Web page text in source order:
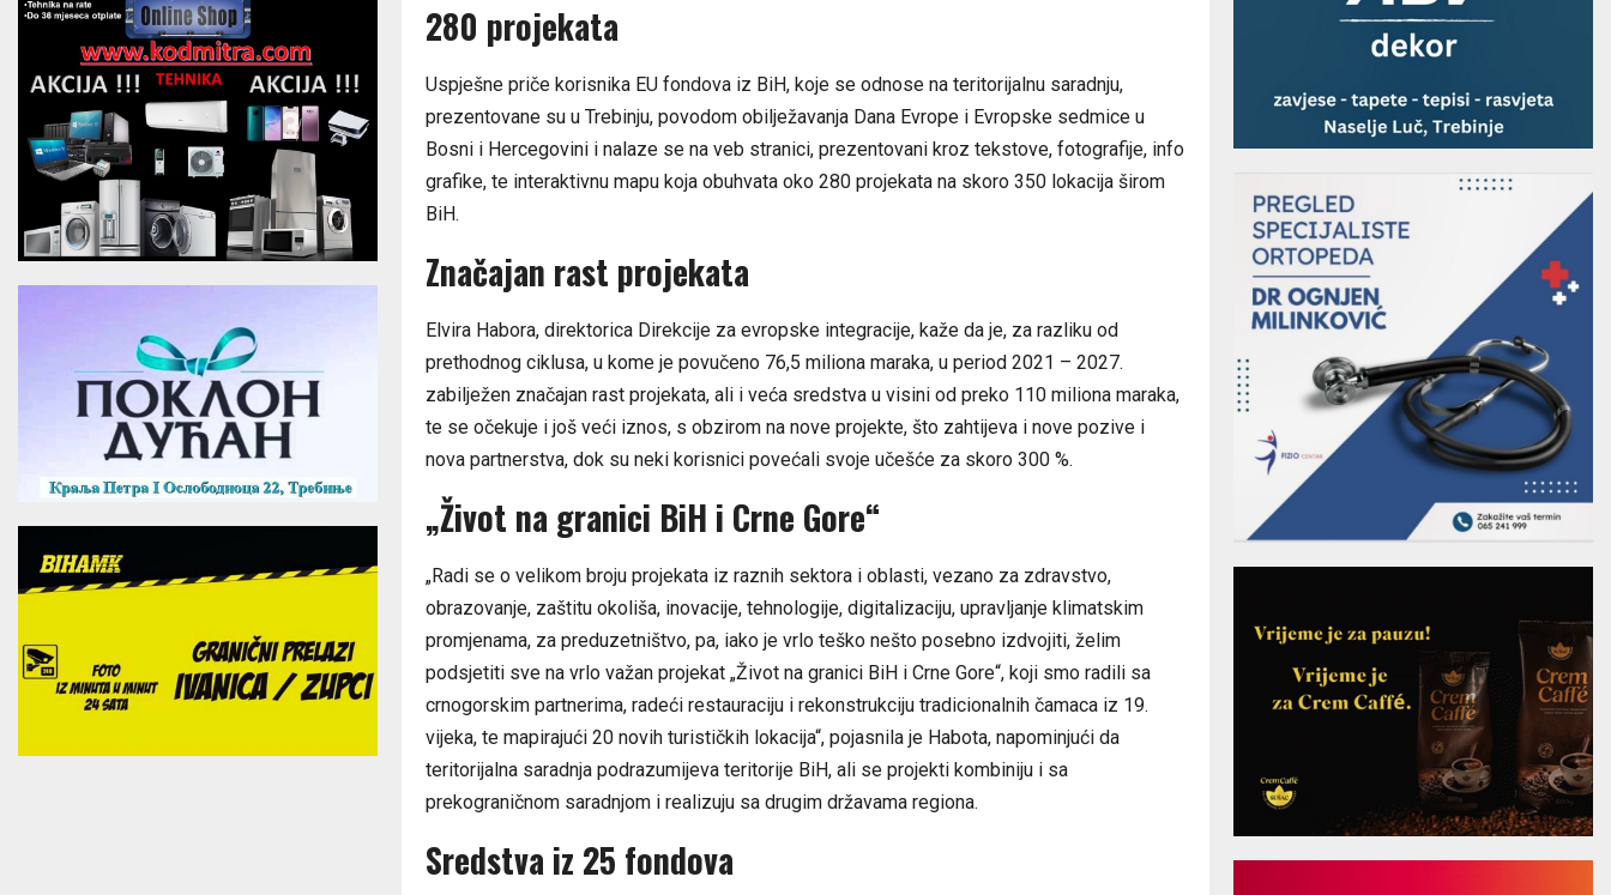
280 projekata
Uspješne priče korisnika EU fondova iz BiH, koje se odnose na teritorijalnu saradnju,
prezentovane su u Trebinju, povodom obilježavanja Dana Evrope i Evropske sedmice u
Bosni i Hercegovini i nalaze se na veb stranici, prezentovani kroz tekstove, fotografije, info
grafike, te interaktivnu mapu koja obuhvata oko 280 projekata na skoro 350 lokacija širom
BiH.
Značajan rast projekata
Elvira Habora, direktorica Direkcije za evropske integracije, kaže da je, za razliku od
prethodnog ciklusa, u kome je povučeno 76,5 miliona maraka, u period 2021 – 2027.
zabilježen značajan rast projekata, ali i veća sredstva u visini od preko 110 miliona maraka,
te se očekuje i još veći iznos, s obzirom na nove projekte, što zahtijeva i nove pozive i
nova partnerstva, dok su neki korisnici povećali svoje učešće za skoro 300 %.
„Život na granici BiH i Crne Gore“
„Radi se o velikom broju projekata iz raznih sektora i oblasti, vezano za zdravstvo,
obrazovanje, zaštitu okoliša, inovacije, tehnologije, digitalizaciju, upravljanje klimatskim
promjenama, za preduzetništvo, pa, iako je vrlo teško nešto posebno izdvojiti, želim
podsjetiti sve na vrlo važan projekat „Život na granici BiH i Crne Gore“, koji smo radili sa
crnogorskim partnerima, radeći restauraciju i rekonstrukciju tradicionalnih čamaca iz 19.
vijeka, te mapirajući 20 novih turističkih lokacija“, pojasnila je Habota, napominjući da
teritorijalna saradnja podrazumijeva teritorije BiH, ali se projekti kombiniju i sa
prekograničnom saradnjom i realizuju sa drugim državama regiona.
Sredstva iz 25 fondova